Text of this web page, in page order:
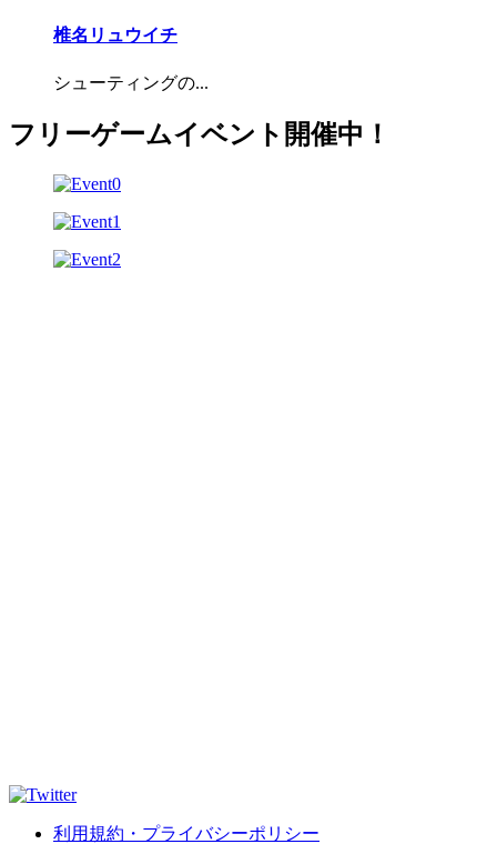
椎名リュウイチ
シューティングの...
フリーゲームイベント開催中！
利用規約・プライバシーポリシー